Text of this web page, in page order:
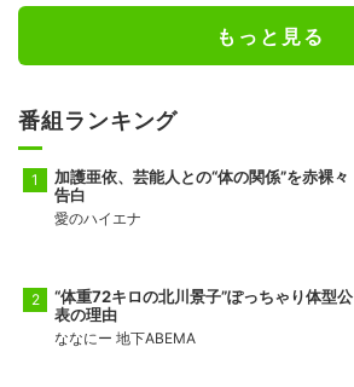
もっと見る
番組ランキング
加護亜依、芸能人との“体の関係”を赤裸々
告白
愛のハイエナ
“体重72キロの北川景子”ぽっちゃり体型公
表の理由
ななにー 地下ABEMA